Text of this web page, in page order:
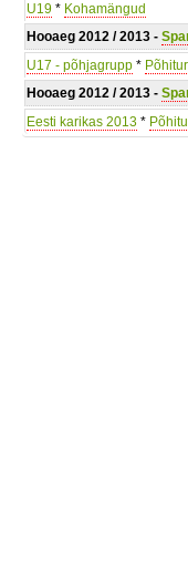
U19 * Kohamängud
Hooaeg 2012 / 2013 -
U17 - põhjagrupp *
Hooaeg 2012 / 2013 -
Eesti karikas 2013 *